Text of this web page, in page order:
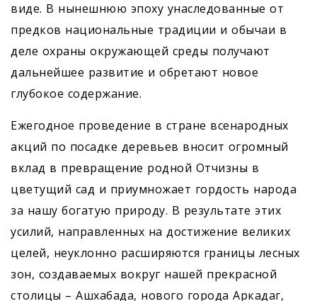
виде. В нынешнюю эпоху унаследованные от
предков национальные традиции и обычаи в
деле охраны окружающей среды получают
дальнейшее развитие и обретают новое
глубокое содержание.
Ежегодное проведение в стране всенародных
акций по посадке деревьев вносит огромный
вклад в превращение родной Отчизны в
цветущий сад и приумножает гордость народа
за нашу богатую природу. В результате этих
усилий, направленных на достижение великих
целей, неуклонно расширяются границы лесных
зон, создаваемых вокруг нашей прекрасной
столицы – Ашхабада, нового города Аркадаг,